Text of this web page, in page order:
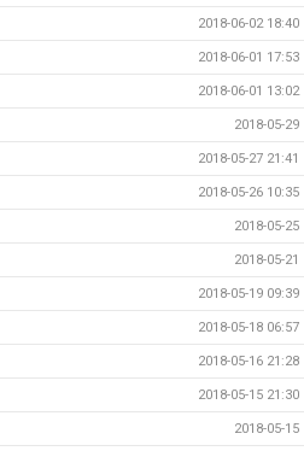
2018-06-02 18:40
2018-06-01 17:53
2018-06-01 13:02
2018-05-29
2018-05-27 21:41
2018-05-26 10:35
2018-05-25
2018-05-21
2018-05-19 09:39
2018-05-18 06:57
2018-05-16 21:28
2018-05-15 21:30
2018-05-15